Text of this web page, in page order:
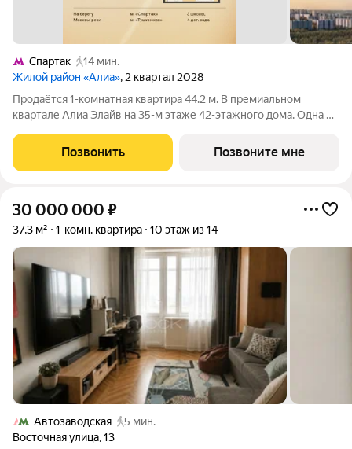
Спартак
14 мин.
Жилой район «Алиа», 2 квартал 2028
Продаётся 1-комнатная квартира 44.2 м. В премиальном
квартале Алиа Элайв на 35-м этаже 42-этажного дома. Одна из
премиальный квартал Алиа Элайв. Это две башни LIGHTHOUSE
от бюро APEX на первой
Позвонить Позвоните мне
30 000 000 ₽
37,3 м² 1-комн. квартира 10 этаж из 14
Автозаводская
5 мин.
Восточная улица,13